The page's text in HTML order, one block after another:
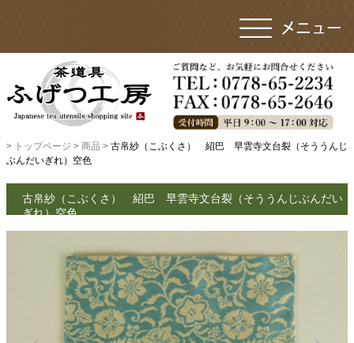
> トップページ > 商品 > 古帛紗（こぶくさ） 紹巴 早雲寺文台裂（そううんじ
ぶんだいぎれ）空色
古帛紗（こぶくさ） 紹巴 早雲寺文台裂（そううんじぶんだい
ぎれ）空色